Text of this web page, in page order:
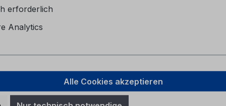
SYNC 3 HE5J-
erforderlich
Analytics
Alle Cookies akzeptieren